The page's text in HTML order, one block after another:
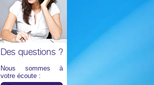
Des questions ?
Nous sommes à
votre écoute :